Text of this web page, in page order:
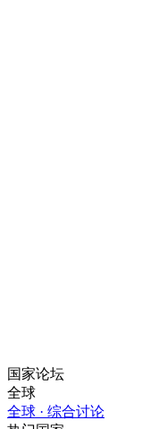
国家论坛
全球
全球 · 综合讨论